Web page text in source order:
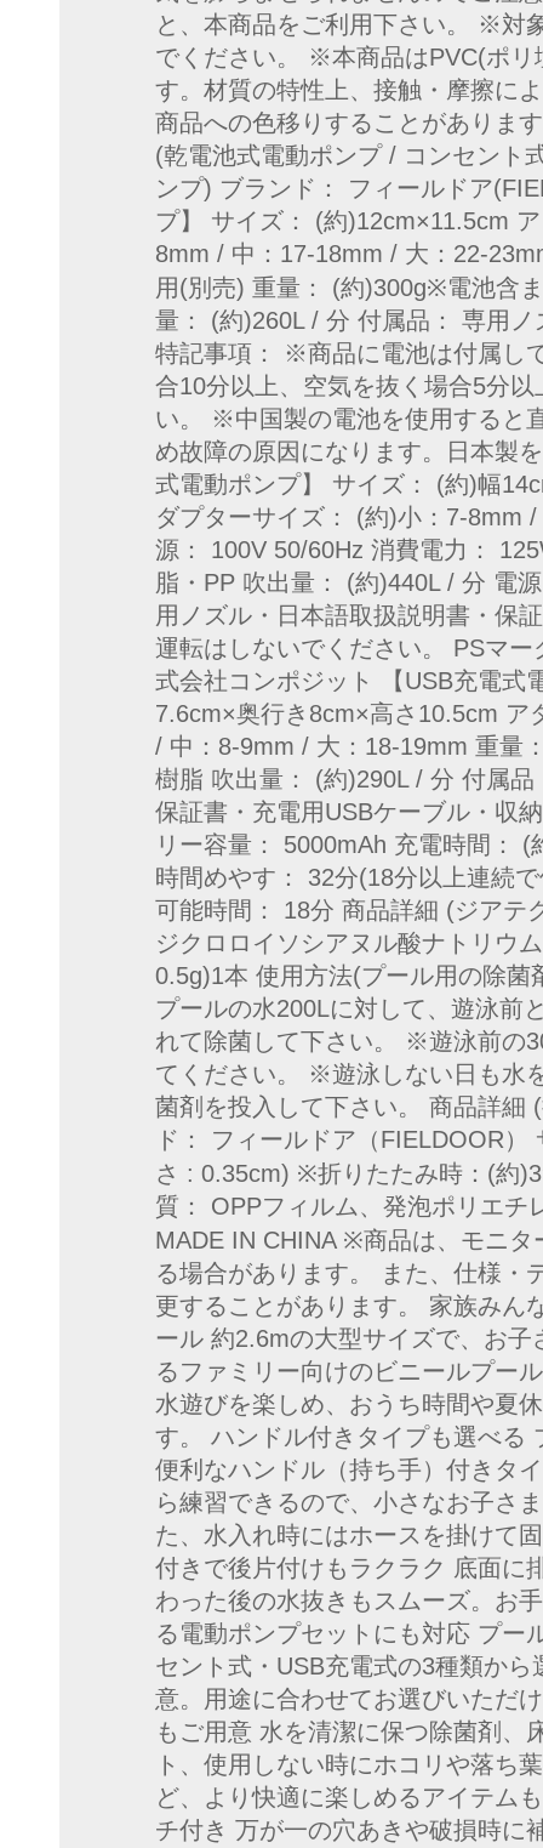
と、本商品をご利用下さい。 ※対
でください。 ※本商品はPVC(ポリ
す。材質の特性上、接触・摩擦に
商品への色移りすることがありま
(乾電池式電動ポンプ / コンセント
ンプ) ブランド： フィールドア
プ】 サイズ： (約)12cm×11.5cm
8mm / 中：17-18mm / 大：22-
用(別売) 重量： (約)300g※電池含
量： (約)260L / 分 付属品： 専用
特記事項： ※商品に電池は付属し
合10分以上、空気を抜く場合5分
い。 ※中国製の電池を使用すると
め故障の原因になります。日本製
式電動ポンプ】 サイズ： (約)幅
ダプターサイズ： (約)小：7-8mm
源： 100V 50/60Hz 消費電力：
脂・PP 吹出量： (約)440L / 分 電
用ノズル・日本語取扱説明書・保
運転はしないでください。 PSマ
式会社コンポジット 【USB充電式
7.6cm×奥行き8cm×高さ10.5cm ア
/ 中：8-9mm / 大：18-19mm 重量
樹脂 吹出量： (約)290L / 分 付属
保証書・充電用USBケーブル・収
リー容量： 5000mAh 充電時間：
時間めやす： 32分(18分以上連続
可能時間： 18分 商品詳細 (ジアテ
ジクロロイソシアヌル酸ナトリウ
0.5g)1本 使用方法(プール用の除
プールの水200Lに対して、遊泳前
れて除菌して下さい。 ※遊泳前の
てください。 ※遊泳しない日も水
菌剤を投入して下さい。 商品詳細
ド： フィールドア（FIELDOOR
さ : 0.35cm) ※折りたたみ時：(約
質： OPPフィルム、発泡ポリエチ
MADE IN CHINA ※商品は、モニ
る場合があります。 また、仕様・
更することがあります。 家族みん
ール 約2.6mの大型サイズで、お
るファミリー向けのビニールプー
水遊びを楽しめ、おうち時間や夏
す。 ハンドル付きタイプも選べる
便利なハンドル（持ち手）付きタ
ら練習できるので、小さなお子さ
た、水入れ時にはホースを掛けて
付きで後片付けもラクラク 底面に
わった後の水抜きもスムーズ。お
る電動ポンプセットにも対応 プー
セント式・USB充電式の3種類か
意。用途に合わせてお選びいただ
もご用意 水を清潔に保つ除菌剤、
ト、使用しない時にホコリや落ち
ど、より快適に楽しめるアイテム
チ付き 万が一の穴あきや破損時に